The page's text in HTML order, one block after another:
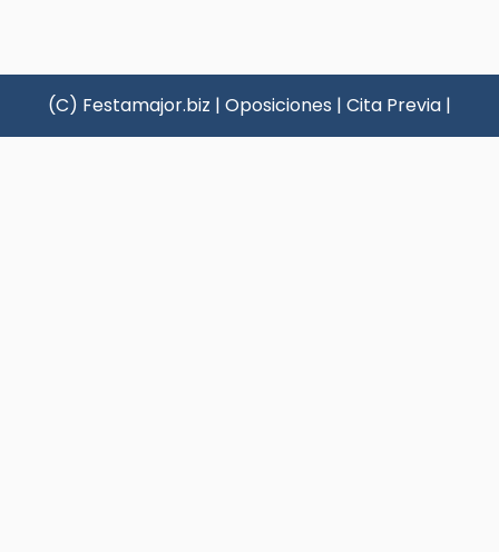
(C) Festamajor.biz | Oposiciones | Cita Previa |